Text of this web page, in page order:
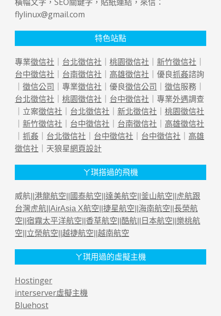
flylinux@gmail.com
特色站點
專業徵信社 ｜ 台北徵信社 ｜ 桃園徵信社 ｜ 新竹徵信社 ｜
台中徵信社 ｜ 台南徵信社 ｜ 高雄徵信社 ｜優良抓姦諮詢
｜ 徵信公司 ｜專業徵信社 ｜優良徵信公司 ｜ 徵信服務｜
台北徵信社 ｜ 桃園徵信社 ｜ 台中徵信社 ｜專業外遇調查
｜立案徵信社 ｜ 台北徵信社 ｜ 新北徵信社 ｜ 桃園徵信社
｜ 新竹徵信社 ｜ 台中徵信社 ｜ 台南徵信社 ｜ 高雄徵信社
｜ 抓姦 ｜ 台北徵信社 ｜ 台中徵信社 ｜ 台中徵信社 ｜ 高雄
徵信社 ｜天狼星網頁設計
ㄚ琪搭過的飛機
威航|| 港龍航空 國泰航空 達美航空 釜山航空
虎航跟
台灣虎航 AirAsia X航空 捷星航空 海南航空 長榮航
空 宿霧太平洋航空 香草航空 酷航 日本航空 樂桃航
空 立榮航空 越捷航空 越南航空
ㄚ琪用過的虛擬主機
Hostinger
interserver虛擬主機
Bluehost